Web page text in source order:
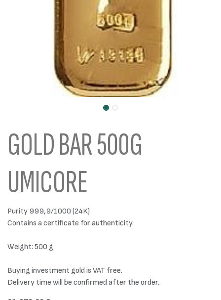
GOLD BAR 500G
UMICORE
Purity 999,9/1000 (24K)
Contains a certificate for authenticity.
Weight: 500 g
Buying investment gold is VAT free.
Delivery time will be confirmed after the order..